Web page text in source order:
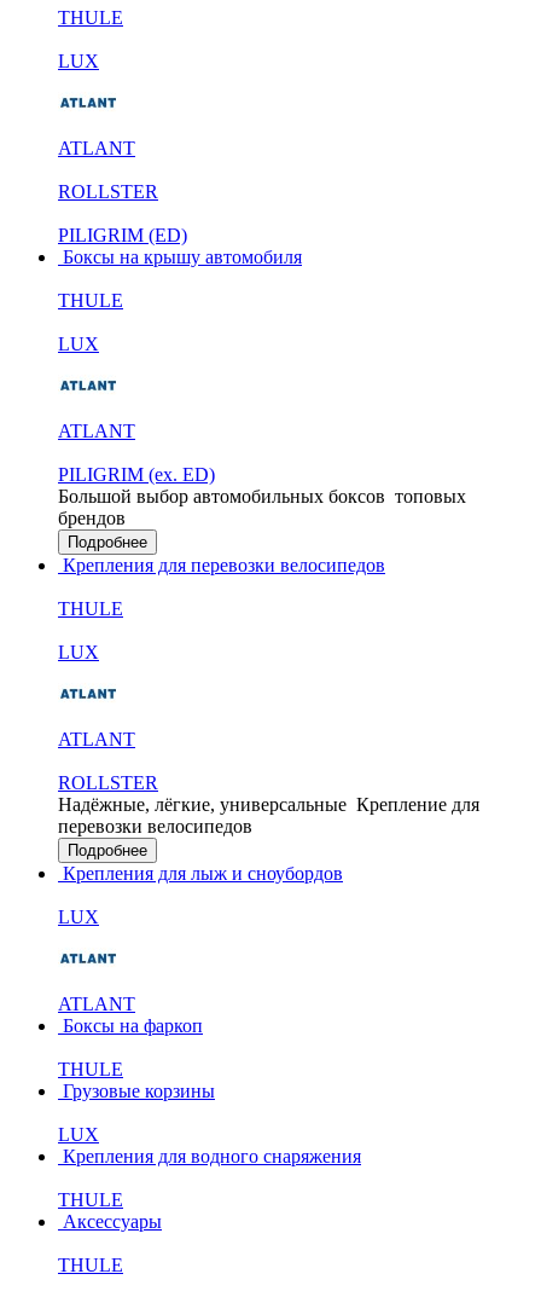
THULE
LUX
ATLANT
ROLLSTER
PILIGRIM (ED)
Боксы на крышу автомобиля
THULE
LUX
ATLANT
PILIGRIM (ex. ED)
Большой выбор автомобильных боксов топовых
брендов
Подробнее
Крепления для перевозки велосипедов
THULE
LUX
ATLANT
ROLLSTER
Надёжные, лёгкие, универсальные Крепление для
перевозки велосипедов
Подробнее
Крепления для лыж и сноубордов
LUX
ATLANT
Боксы на фаркоп
THULE
Грузовые корзины
LUX
Крепления для водного снаряжения
THULE
Аксессуары
THULE